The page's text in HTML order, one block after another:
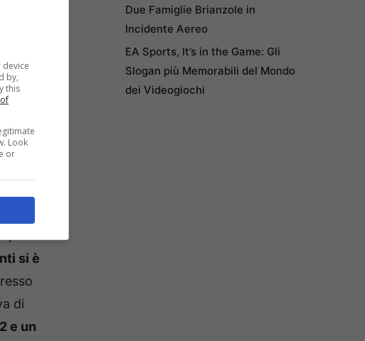
si è
di
e un
Due Famiglie Brianzole in
Incidente Aereo
EA Sports, It’s in the Game: Gli
Slogan più Memorabili del Mondo
dei Videogiochi
by,
this
Look
or